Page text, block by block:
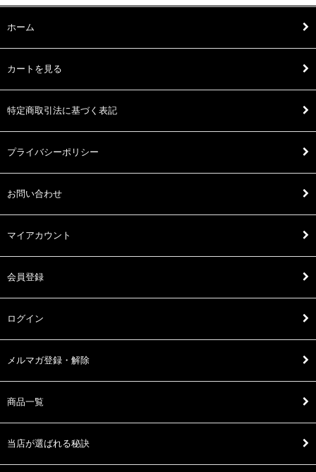
ホーム
カートを見る
特定商取引法に基づく表記
プライバシーポリシー
お問い合わせ
マイアカウント
会員登録
ログイン
メルマガ登録・解除
商品一覧
当店が選ばれる秘訣